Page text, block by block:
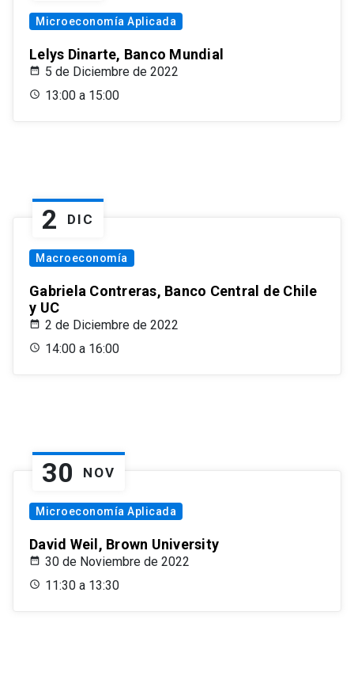
Microeconomía Aplicada
Lelys Dinarte, Banco Mundial
5 de Diciembre de 2022
13:00 a 15:00
2 DIC
Macroeconomía
Gabriela Contreras, Banco Central de Chile
y UC
2 de Diciembre de 2022
14:00 a 16:00
30 NOV
Microeconomía Aplicada
David Weil, Brown University
30 de Noviembre de 2022
11:30 a 13:30